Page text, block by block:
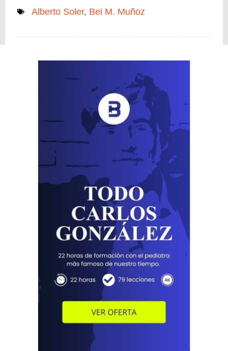
Alberto Soler, Bei M. Muñoz